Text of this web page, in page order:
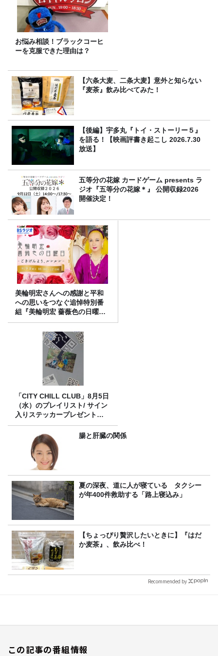
お悩み相談！ブラックコーヒ
ーを克服できた理由は？
【六条大麦、二条大麦】意外と知らない
『麦茶』飲み比べてみた！
【後編】宇多丸『トイ・ストーリー５』
を語る！【映画評書き起こし 2026.7.30
放送】
五等分の花嫁 カードゲーム presents ラ
ジオ『五等分の花嫁＊』 公開収録2026
開催決定！
美輪明宏さんへの感謝と平和
への思いをつなぐ追悼特別番
組『美輪明宏 薔薇色の日曜日
～ごきげんよう、ルンルン
～』8/9（日）16時放送
「CITY CHILL CLUB」8月5日
（水）のプレイリスト/ サイン
入りステッカープレゼント有
り
腸と肝臓の関係
夏の深夜、道に人が寝ている タクシー
が年400件救助する「路上寝込み」
【ちょっぴり贅沢したいときに】『はだ
か麦茶』、飲み比べ！
Recommended by
この記事の番組情報